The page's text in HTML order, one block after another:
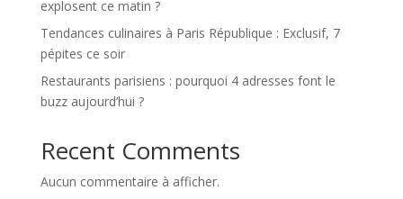
explosent ce matin ?
Tendances culinaires à Paris République : Exclusif, 7
pépites ce soir
Restaurants parisiens : pourquoi 4 adresses font le
buzz aujourd’hui ?
Recent Comments
Aucun commentaire à afficher.